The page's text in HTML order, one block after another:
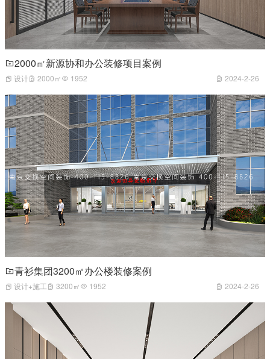
2000㎡新源协和办公装修项目案例
设计 2000㎡ 1952 2024-2-26
青衫集团3200㎡办公楼装修案例
设计+施工 3200㎡ 1952 2024-2-26